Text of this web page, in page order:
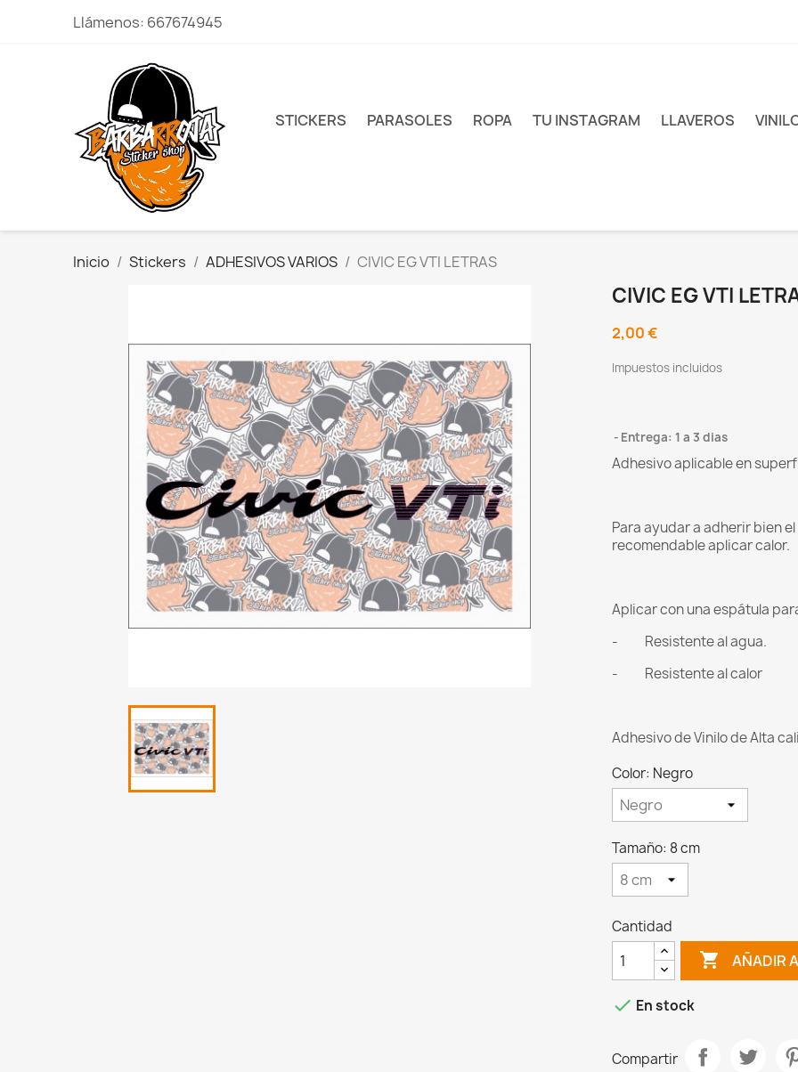
Llámenos: 667674945
STICKERS PARASOLES ROPA TU INSTAGRAM LLAVEROS
Inicio Stickers ADHESIVOS VARIOS CIVIC EG VTI LETRAS
CIVIC EG VTI
2,00 €
Impuestos incluidos
Entrega: 1 a 3 dias
Adhesivo aplicable en
Para ayudar a adherir bien
recomendable aplicar calor.
Aplicar con una espátula
- Resistente al agua.
- Resistente al calor
Adhesivo de Vinilo de Alta
Color: Negro
Tamaño: 8 cm
Cantidad
 AÑADIR
 En stock
Compartir